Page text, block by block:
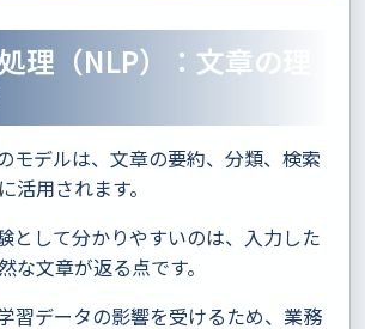
理（NLP）：文章の理
モデルは、文章の要約、分類、検索
活用されます。
として分かりやすいのは、入力した
な文章が返る点です。
習データの影響を受けるため、業務